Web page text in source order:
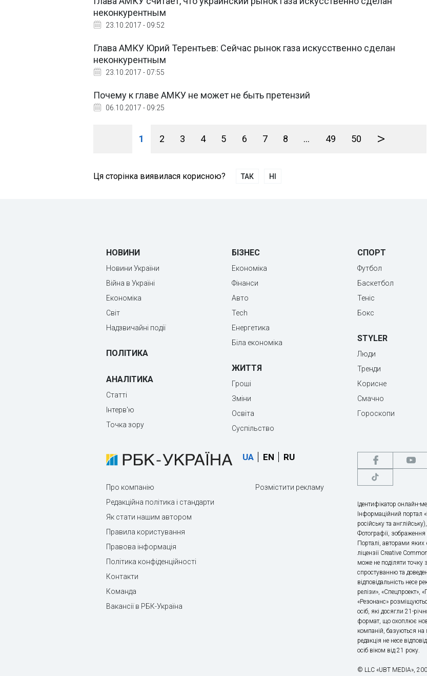
неконкурентным
23.10.2017 - 09:52
Глава АМКУ Юрий Терентьев: Сейчас рынок газа искусственно сделан
неконкурентным
23.10.2017 - 07:55
Почему к главе АМКУ не может не быть претензий
06.10.2017 - 09:25
1 2 3 4 5 6 7 8 ... 49 50 >
Ця сторінка виявилася корисною? ТАК НІ
НОВИНИ
Новини України
Війна в Україні
Економіка
Світ
Надзвичайні події
ПОЛІТИКА
АНАЛІТИКА
Статті
Інтерв'ю
Точка зору
БІЗНЕС
Економіка
Фінанси
Авто
Tech
Енергетика
Біла економіка
ЖИТТЯ
Гроші
Зміни
Освіта
Суспільство
СПОРТ
Футбол
Баскетбол
Теніс
Бокс
STYLER
Люди
Тренди
Корисне
Смачно
Гороскопи
UA EN RU
Про компанію
Редакційна політика і стандарти
Як стати нашим автором
Правила користування
Правова інформація
Політика конфіденційності
Контакти
Команда
Вакансії в РБК-Україна
Розмістити рекламу
Ідентифікатор онлайн-
Інформаційний портал
російську та
Фотографії,
Порталі, авторами
ліцензії Creative
може не поділяти точку
спростуванню та
відповідальність несе
релізи», «Спецпроект»,
«Резонанс»
осіб, які досягли 21-
формат, що охоплює
компаній, базуються на
редакція не несе
осіб віком від 21 року.
© LLC «UBT MEDIA»,